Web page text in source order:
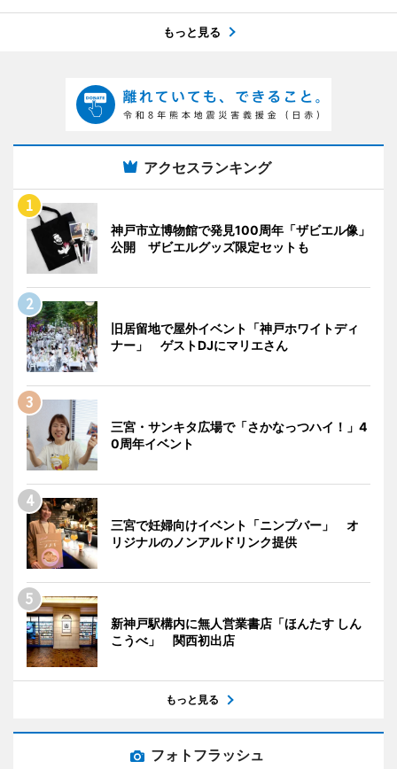
もっと見る
アクセスランキング
神戸市立博物館で発見100周年「ザビエル像」
公開 ザビエルグッズ限定セットも
旧居留地で屋外イベント「神戸ホワイトディ
ナー」 ゲストDJにマリエさん
三宮・サンキタ広場で「さかなっつハイ！」4
0周年イベント
三宮で妊婦向けイベント「ニンプバー」 オ
リジナルのノンアルドリンク提供
新神戸駅構内に無人営業書店「ほんたす しん
こうべ」 関西初出店
もっと見る
フォトフラッシュ